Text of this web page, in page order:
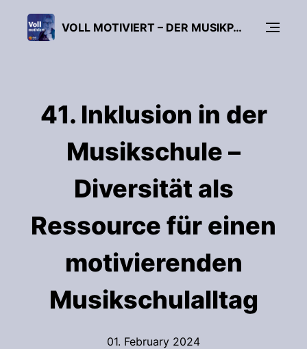
VOLL MOTIVIERT – DER MUSIKPÄDAGOGIK-PODCAST
41. Inklusion in der
Musikschule –
Diversität als
Ressource für einen
motivierenden
Musikschulalltag
01. February 2024